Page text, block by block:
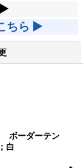
ちら
ボーダーテン
白